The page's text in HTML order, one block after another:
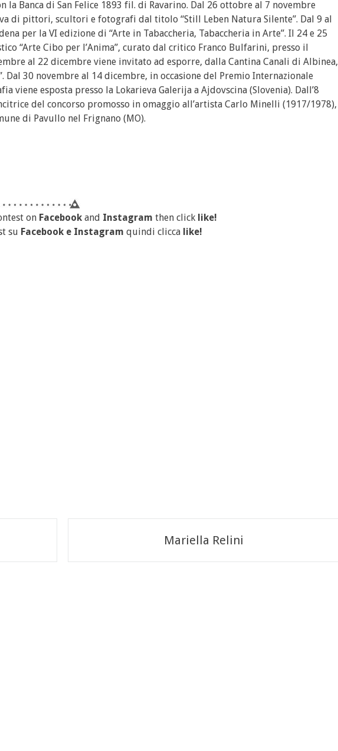
Banca di San Felice 1893 fil. di Ravarino. Dal 26 ottobre al 7 novembre
di pittori, scultori e fotografi dal titolo “Still Leben Natura Silente”. Dal 9 al
per la VI edizione di “Arte in Tabaccheria, Tabaccheria in Arte”. Il 24 e 25
“Arte Cibo per l’Anima”, curato dal critico Franco Bulfarini, presso il
al 22 dicembre viene invitato ad esporre, dalla Cantina Canali di Albinea,
Dal 30 novembre al 14 dicembre, in occasione del Premio Internazionale
viene esposta presso la Lokarieva Galerija a Ajdovscina (Slovenia). Dall’8
del concorso promosso in omaggio all’artista Carlo Minelli (1917/1978),
di Pavullo nel Frignano (MO).
on Facebook and Instagram then click like!
su Facebook e Instagram quindi clicca like!
Mariella Relini